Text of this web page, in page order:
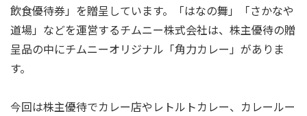
飲食優待券」を贈呈しています。「はなの舞」「さかなや
道場」などを運営するチムニー株式会社は、株主優待の贈
呈品の中にチムニーオリジナル「角力カレー」がありま
す。
今回は株主優待でカレー店やレトルトカレー、カレールー